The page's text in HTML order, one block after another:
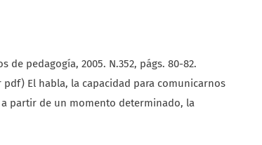
de pedagogía, 2005. N.352, págs. 80-82.
El habla, la capacidad para comunicarnos
partir de un momento determinado, la